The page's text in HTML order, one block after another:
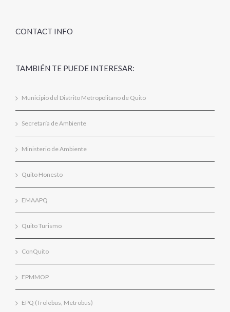
CONTACT INFO
TAMBIÉN TE PUEDE INTERESAR:
Municipio del Distrito Metropolitano de Quito
Secretaría de Ambiente
Ministerio de Ambiente
Quito Honesto
EMAAPQ
Quito Turismo
ConQuito
EPMMOP
EPQ (Trolebus, Metrobus)